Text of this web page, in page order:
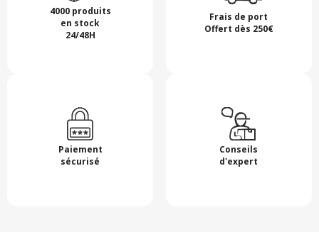
4000 produits
en stock
24/48H
Frais de port
Offert dès 250€
Paiement
sécurisé
Conseils
d'expert